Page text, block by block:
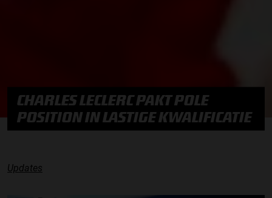
CHARLES LECLERC PAKT POLE
POSITION IN LASTIGE KWALIFICATIE
Updates